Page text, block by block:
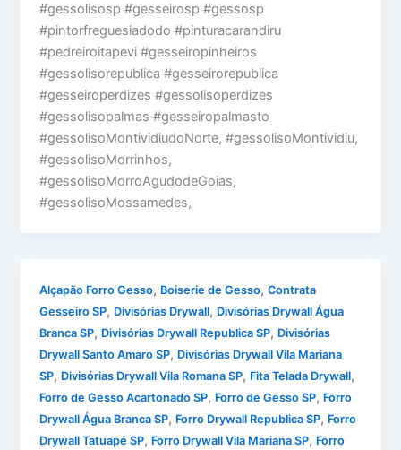
#gessolisosp #gesseirosp #gessosp
#pintorfreguesiadodo #pinturacarandiru
#pedreiroitapevi #gesseiropinheiros
#gessolisorepublica #gesseirorepublica
#gesseiroperdizes #gessolisoperdizes
#gessolisopalmas #gesseiropalmasto
#gessolisoMontividiudoNorte, #gessolisoMontividiu,
#gessolisoMorrinhos,
#gessolisoMorroAgudodeGoias,
#gessolisoMossamedes,
Alçapão Forro Gesso, Boiserie de Gesso,Contrata
Gesseiro SP, Divisórias Drywall, Divisórias Drywall Água
Branca SP, Divisórias Drywall Republica SP, Divisórias
Drywall Santo Amaro SP, Divisórias Drywall Vila Mariana
SP, Divisórias Drywall Vila Romana SP, Fita Telada Drywall,
Forro de Gesso Acartonado SP, Forro de Gesso SP, Forro
Drywall Água Branca SP, Forro Drywall Republica SP, Forro
Drywall Tatuapé SP, Forro Drywall Vila Mariana SP, Forro